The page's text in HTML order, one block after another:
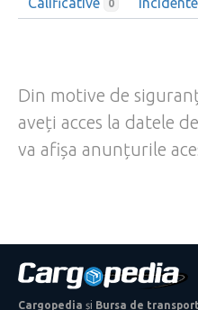
0
Din motive de
aveți acces la datele
va afișa anunțurile
Cargopedia și Bursa de